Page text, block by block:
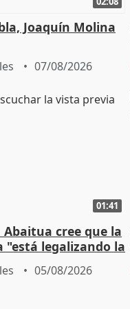
Joaquín Molina
07/08/2026
01:41
cree que la
"está legalizando la
05/08/2026